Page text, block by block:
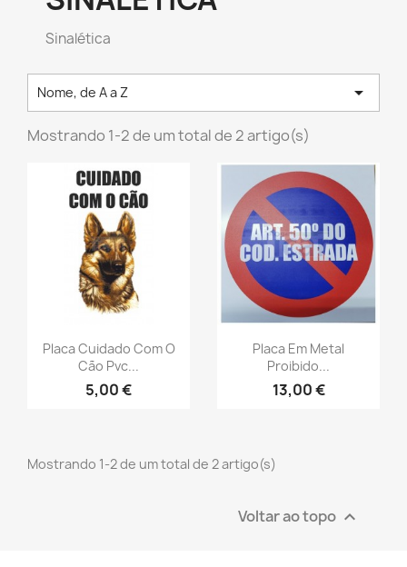
Sinalética
Nome, de A a Z 
Mostrando 1-2 de um total de 2 artigo(s)
Placa Cuidado Com O
Cão Pvc...
5,00 €
Placa Em Metal
Proibido...
13,00 €
Mostrando 1-2 de um total de 2 artigo(s)
Voltar ao topo 